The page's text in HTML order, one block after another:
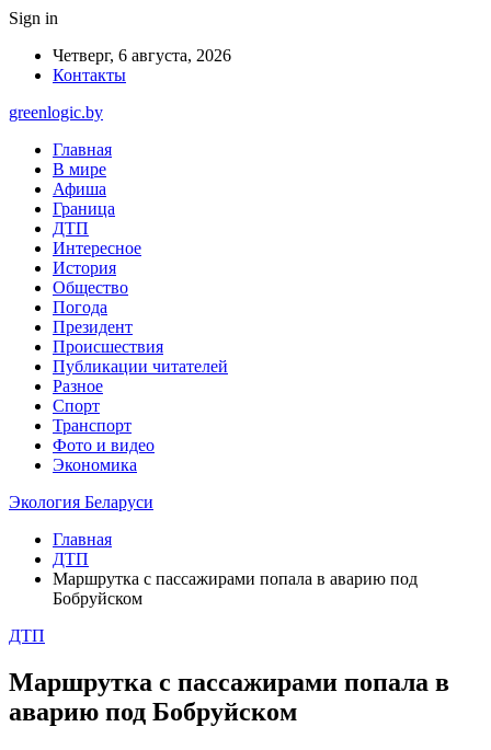
Sign in
Четверг, 6 августа, 2026
Контакты
greenlogic.by
Главная
В мире
Афиша
Граница
ДТП
Интересное
История
Общество
Погода
Президент
Происшествия
Публикации читателей
Разное
Спорт
Транспорт
Фото и видео
Экономика
Экология Беларуси
Главная
ДТП
Маршрутка с пассажирами попала в аварию под
Бобруйском
ДТП
Маршрутка с пассажирами попала в
аварию под Бобруйском